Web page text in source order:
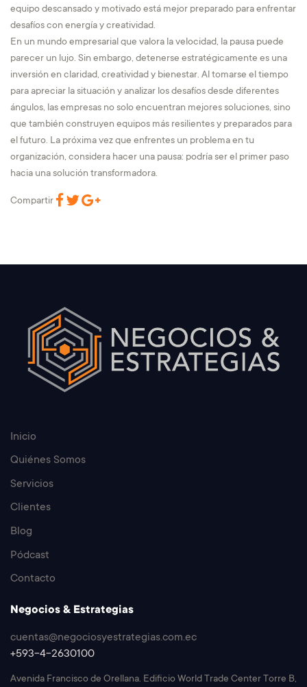
equipo descansado y motivado está mejor preparado para enfrentar
desafíos con energía y creatividad.
En un mundo empresarial que valora la velocidad, la pausa puede
parecer un lujo. Sin embargo, detenerse estratégicamente es una
inversión en claridad, creatividad y bienestar. Al tomarse el tiempo
para apreciar la situación y analizar los desafíos desde diferentes
ángulos, las empresas no solo encuentran mejores soluciones, sino
que también construyen equipos más resilientes y preparados para
el futuro. La próxima vez que enfrentes un problema en tu
organización, considera hacer una pausa: podría ser el primer paso
hacia una solución transformadora.
Compartir
Inicio
Quiénes Somos
Servicios
Clientes
Blog
Pódcast
Contacto
Negocios & Estrategias
cuentas@negociosyestrategias.com.ec
+593-4-2630100
Avenida Francisco de Orellana. Edificio World Trade Center Torre B,